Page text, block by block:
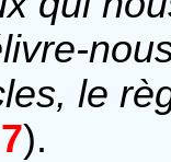
le
7).